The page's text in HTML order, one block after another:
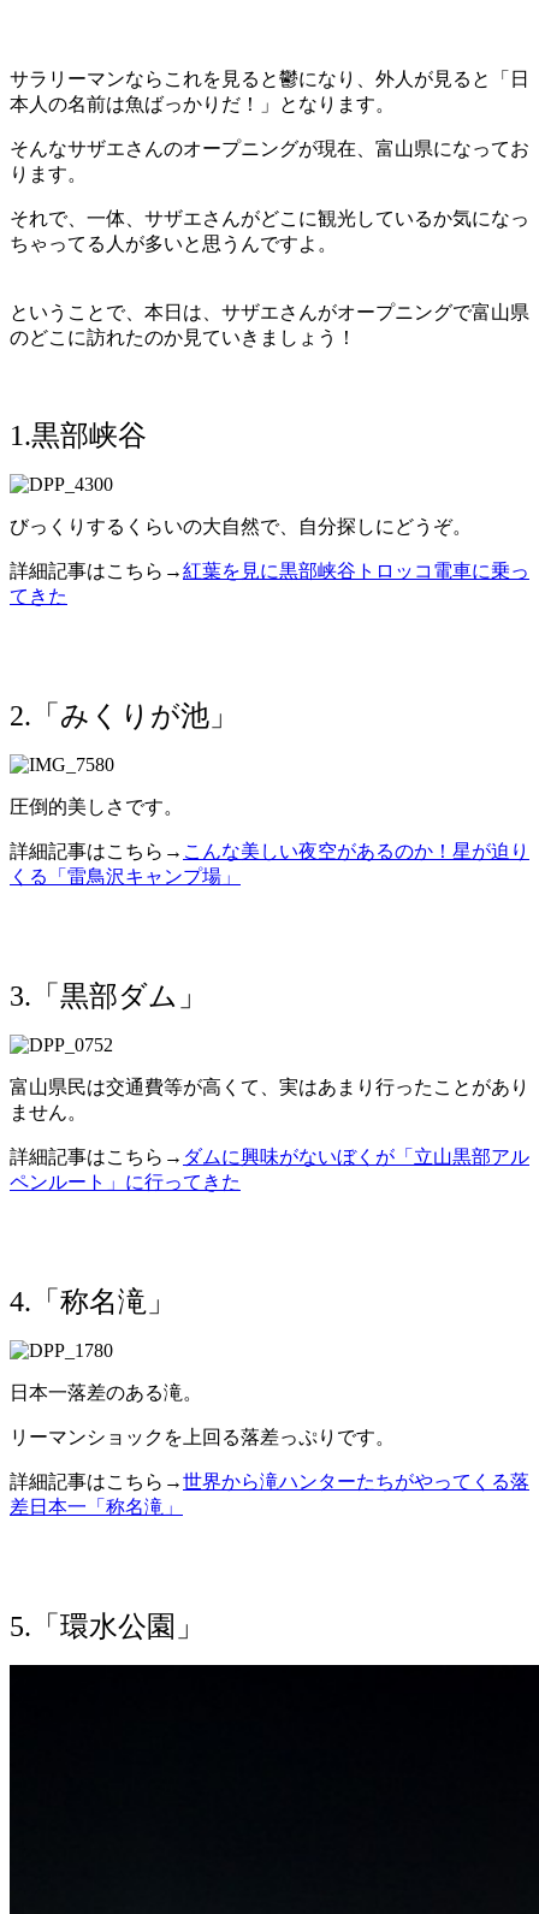
サラリーマンならこれを見ると鬱になり、外人が見ると「日
本人の名前は魚ばっかりだ！」となります。
そんなサザエさんのオープニングが現在、富山県になってお
ります。
それで、一体、サザエさんがどこに観光しているか気になっ
ちゃってる人が多いと思うんですよ。
ということで、本日は、サザエさんがオープニングで富山県
のどこに訪れたのか見ていきましょう！
1.黒部峡谷
びっくりするくらいの大自然で、自分探しにどうぞ。
詳細記事はこちら→紅葉を見に黒部峡谷トロッコ電車に乗っ
てきた
2.「みくりが池」
圧倒的美しさです。
詳細記事はこちら→ こんな美しい夜空があるのか！星が迫り
くる「雷鳥沢キャンプ場」
3.「黒部ダム」
富山県民は交通費等が高くて、実はあまり行ったことがあり
ません。
詳細記事はこちら→ ダムに興味がないぼくが「立山黒部アル
ペンルート」に行ってきた
4.「称名滝」
日本一落差のある滝。
リーマンショックを上回る落差っぷりです。
詳細記事はこちら→世界から滝ハンターたちがやってくる落
差日本一「称名滝」
5.「環水公園」